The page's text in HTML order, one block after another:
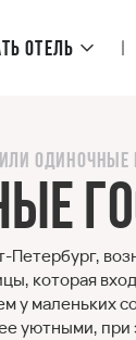
отель
одиночные
которая
у маленьких
уютными,